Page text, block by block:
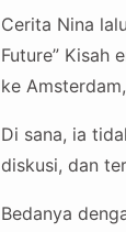
Cerita Nina
Future” Kisah
ke
Di sana, ia
diskusi, dan
Bedanya